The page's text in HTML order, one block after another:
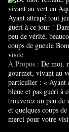
À Propos : De moi.
gourmet, vivant au
particulier : « Ayant
bleue et pas guéri à
trouverez un peu de
et quelques coups
merci pour votre